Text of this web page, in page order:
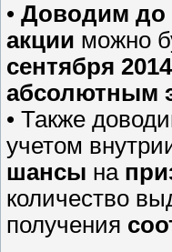
• Доводим до
акции можно
сентября 2014
абсолютным
• Также
учетом
шансы на
количество
получения